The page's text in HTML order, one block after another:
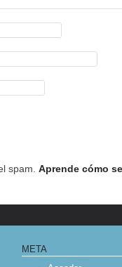
spam. Aprende cómo
META